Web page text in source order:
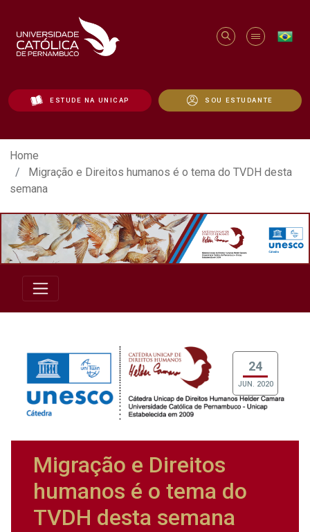
ESTUDE NA UNICAP SOU ESTUDANTE
Migração e Direitos humanos é o tema
Home
Migração e Direitos humanos é o tema do TVDH desta
semana
24
JUN. 2020
Migração e Direitos
humanos é o tema do
TVDH desta semana